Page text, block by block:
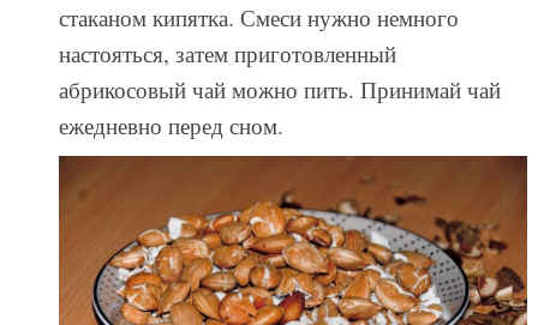
стаканом кипятка. Смеси нужно немного
настояться, затем приготовленный
абрикосовый чай можно пить. Принимай чай
ежедневно перед сном.